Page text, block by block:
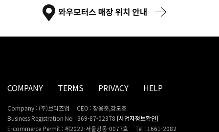
COMPANY TERMS PRIVACY HELP
Company : (주)브리즈업
CEO : 장용준,강도호
Business Registration No : 369-87-02378 [사업자정보확인]
E-commerce Permit : 제2022-서울강동-0077호
Tel : 1661-2082